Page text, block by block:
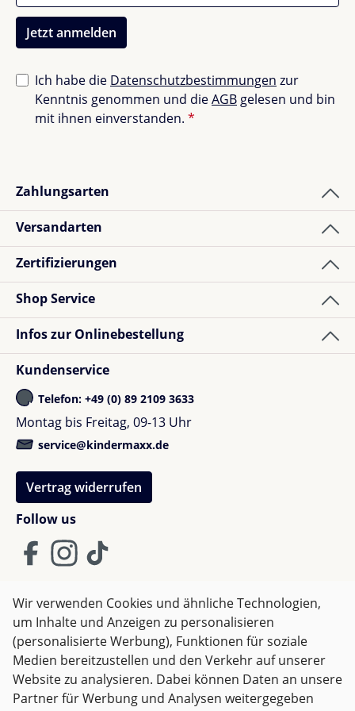
Jetzt anmelden
Ich habe die Datenschutzbestimmungen zur
Kenntnis genommen und dieAGB gelesen und bin
mit ihnen einverstanden. *
Zahlungsarten
Versandarten
Zertifizierungen
Follow us
Shop Service
Infos zur Onlinebestellung
Kundenservice
Telefon: +49 (0) 89 2109 3633
Montag bis Freitag, 09-13 Uhr
service@kindermaxx.de
Vertrag widerrufen
AGB Impressum
Datenschutz
Widerrufsrecht
Wir verwenden Cookies und ähnliche Technologien,
um Inhalte und Anzeigen zu personalisieren
(personalisierte Werbung), Funktionen für soziale
Medien bereitzustellen und den Verkehr auf unserer
Website zu analysieren. Dabei können Daten an unsere
Partner für Werbung und Analysen weitergegeben